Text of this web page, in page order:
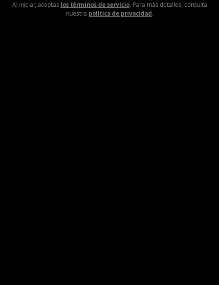
Al iniciar, aceptas los términos de servicio. Para más detalles, consulta
nuestra política de privacidad.